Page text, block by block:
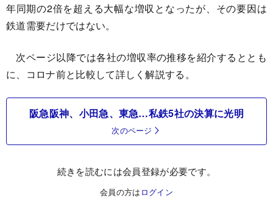
年同期の2倍を超える大幅な増収となったが、その要因は
鉄道需要だけではない。
次ページ以降では各社の増収率の推移を紹介するととも
に、コロナ前と比較して詳しく解説する。
阪急阪神、小田急、東急…私鉄5社の決算に光明
次のページ
続きを読むには会員登録が必要です。
会員の方は ログイン